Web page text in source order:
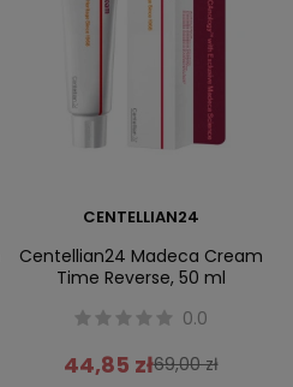
CENTELLIAN24
Centellian24 Madeca Cream
Time Reverse, 50 ml
0.0
44,85 zł69,00 zł